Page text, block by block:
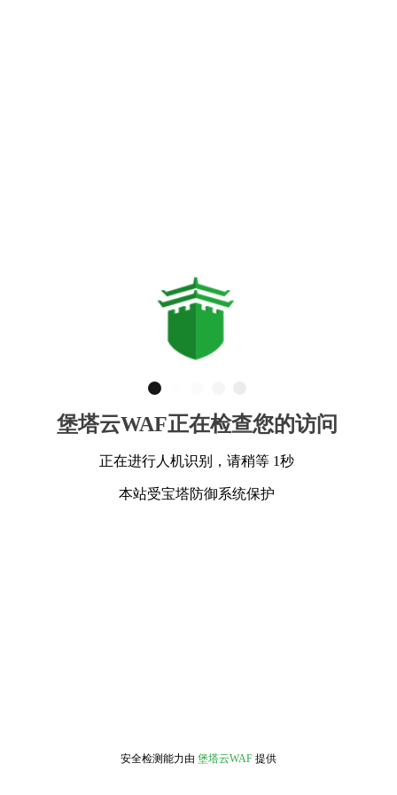
堡塔云WAF正在检查您的访问
正在进行人机识别，请稍等 1秒
本站受宝塔防御系统保护
安全检测能力由 堡塔云WAF 提供